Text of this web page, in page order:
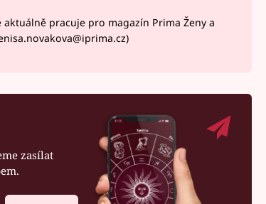
pracuje pro magazín Prima Ženy a
zasílat